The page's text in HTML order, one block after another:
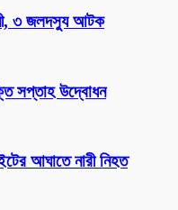
৩ জলদস্যু আটক
সপ্তাহ উদ্বোধন
আঘাতে নারী নিহত